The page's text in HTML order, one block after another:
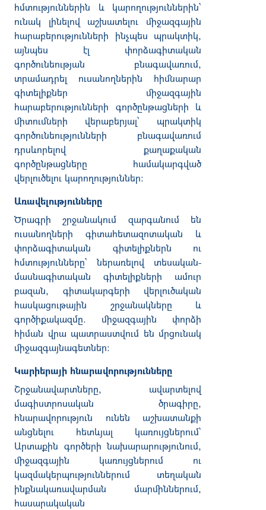
հմտություններին
և
կարողություններին՝
ունակ
լինելով աշխատելու
միջազգային
հարաբերությունների
ինչպես պրակտիկ,
այնպես
էլ
փորձագիտական
գործունեության
բնագավառում,
տրամադրել
ուսանողներին
հիմնարար
գիտելիքներ
միջազգային
հարաբերությունների
գործընթացների
և
միտումների
վերաբերյալ՝
պրակտիկ
գործունեությունների
բնագավառում
դրսևորելով
քաղաքական
գործընթացները
համակարգված
վերլուծելու կարողություններ:
Առավելությունները
Ծրագրի շրջանակում զարգանում են
ուսանողների
գիտահետազոտական
և
փորձագիտական
գիտելիքներն
ու
հմտությունները՝
ներառելով տեսական-
մասնագիտական
գիտելիքների
ամուր
բազան, գիտակարգերի
վերլուծական
հասկացութային
շրջանակները
և
գործիքակազմը. միջազգային
փորձի
հիման վրա պատրաստվում են մրցունակ
միջազգայնագետներ:
Կարիերայի հնարավորությունները
Շրջանավարտները,
ավարտելով
մագիստրոսական
ծրագիրը,
հնարավորություն
ունեն
աշխատանքի
անցնելու հետևյալ կառույցներում`
Արտաքին գործերի նախարարությունում,
միջազգային
կառույցներում
ու
կազմակերպություններում
տեղական
ինքնակառավարման
մարմիններում,
հասարակական